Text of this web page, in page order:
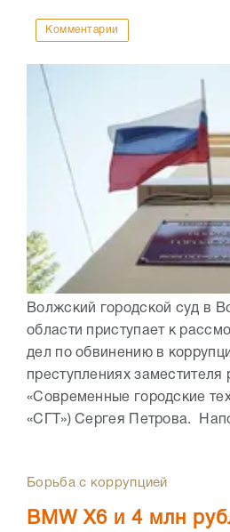
Комментарии
Волжский городской суд в
области приступает к
дел по обвинению в
преступлениях
«Современные городские
«СГТ») Сергея Петрова.
Борьба с коррупцией
BMW X6 и 4 млн